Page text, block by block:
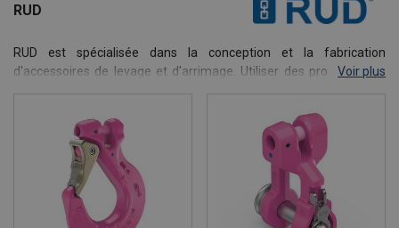
RUD
RUD est spécialisée dans la conception et la fabrication
d'accessoires de levage et d'arrimage. Utiliser des produits RUD,
Voir plus